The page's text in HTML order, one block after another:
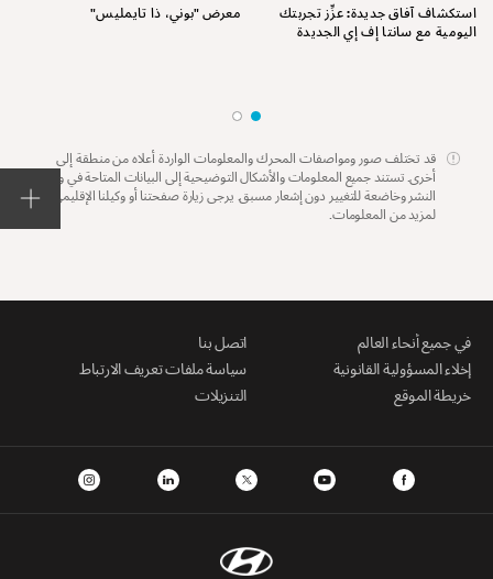
استكشاف آفاق جديدة: عزِّز تجربتك
اليومية مع سانتا إف إي الجديدة
معرض "بوني، ذا تايمليس"
قد تختلف صور ومواصفات المحرك والمعلومات الواردة أعلاه من منطقة إلى
أخرى. تستند جميع المعلومات والأشكال التوضيحية إلى البيانات المتاحة في وقت
النشر وخاضعة للتغيير دون إشعار مسبق. يرجى زيارة صفحتنا أو وكيلنا الإقليمي
لمزيد من المعلومات.
في جميع أنحاء العالم
اتصل بنا
إخلاء المسؤولية القانونية
سياسة ملفات تعريف الارتباط
خريطة الموقع
التنزيلات